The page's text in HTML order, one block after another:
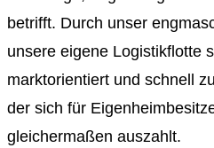
betrifft. Durch unser
unsere eigene Logistikflotte
marktorientiert und schnell
der sich für
gleichermaßen auszahlt.